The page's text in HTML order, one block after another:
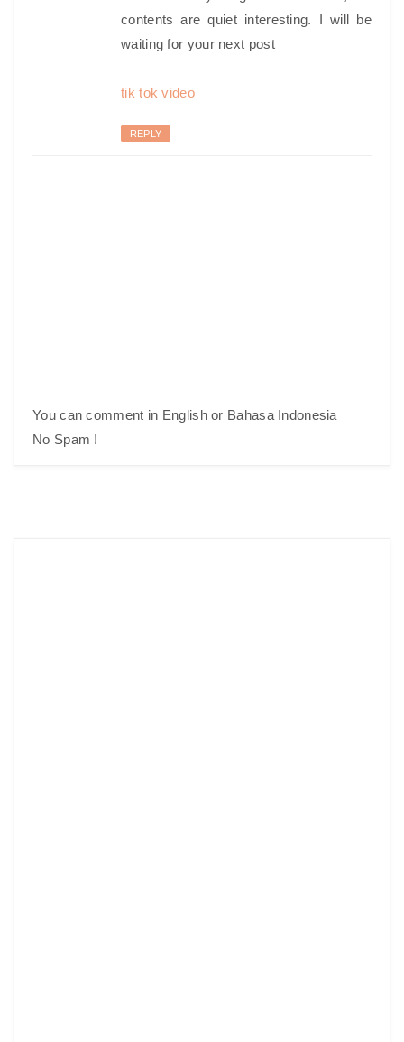
contents are quiet interesting. I will be
waiting for your next post
tik tok video
REPLY
You can comment in English or Bahasa Indonesia
No Spam !